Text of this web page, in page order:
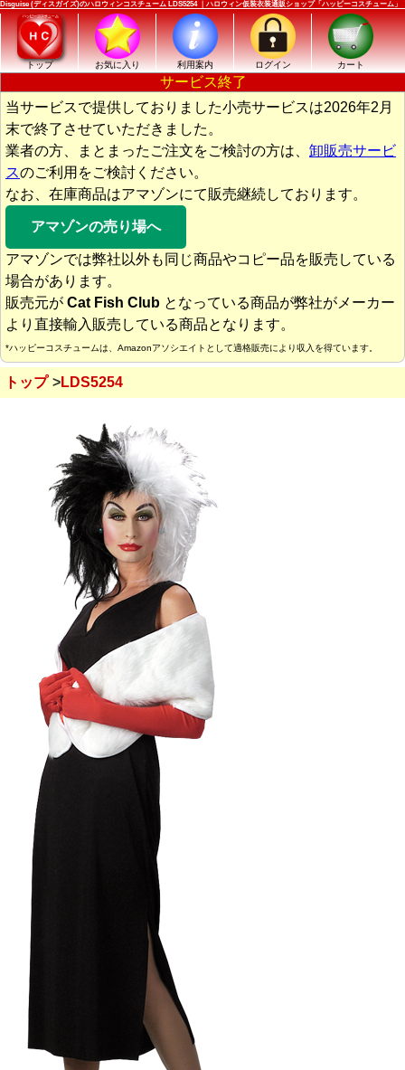
Disguise (ディスガイズ)のハロウィンコスチューム LDS5254 ｜ハロウィン仮装衣装通販ショップ「ハッピーコスチューム」
トップ お気に入り 利用案内 ログイン カート
サービス終了
当サービスで提供しておりました小売サービスは2026年2月
末で終了させていただきました。
業者の方、まとまったご注文をご検討の方は、 卸販売サービ
スのご利用をご検討ください。
なお、在庫商品はアマゾンにて販売継続しております。
アマゾンの売り場へ
アマゾンでは弊社以外も同じ商品やコピー品を販売している
場合があります。
販売元が Cat Fish Club となっている商品が弊社がメーカー
より直接輸入販売している商品となります。
*ハッピーコスチュームは、Amazonアソシエイトとして適格販売により収入を得ています。
トップ LDS5254